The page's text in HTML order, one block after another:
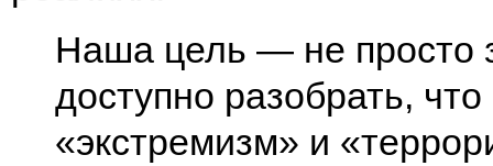
Наша цель — не просто
доступно разобрать,
«экстремизм» и